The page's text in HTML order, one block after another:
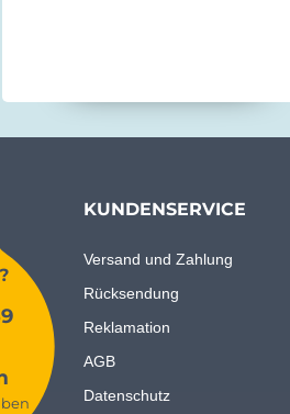
KUNDENSERVICE
Versand und Zahlung
Rücksendung
Reklamation
AGB
Datenschutz